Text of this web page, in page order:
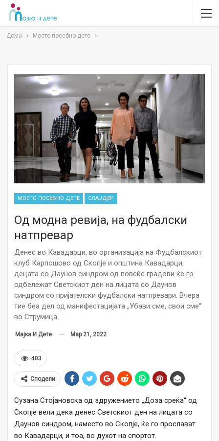
Дома Моето посебно дете
МОЕТО ПОСЕБНО ДЕТЕ СЛАЈДЕР
Од модна ревија, на фудбалски
натпревар
Денес во Кавадарци, во организација на Фудбалскиот
клуб Карпошово од Скопје и општина Кавадарци,
децата со Даунов синдром од повеќе градови ќе го
одбележат Светскиот ден на лицата со Даунов
синдром со пријателски фудбалски натпревари. Вчера
тие беа дел од манифестацијата „Убави сме, свои сме“
во Струмица
Мајка И Дете Мар 21, 2022
403
Сподели
Сузана Стојановска од здружението „Доза среќа“ од
Скопје вели дека денес Светскиот ден на лицата со
Даунов синдром, наместо во Скопје, ќе го прослават
во Кавадарци, и тоа, во духот на спортот.